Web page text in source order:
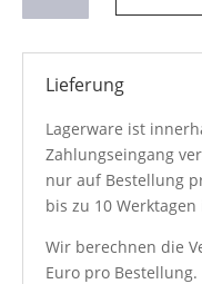
Altrosé
Lieferung
Lagerware ist
Zahlungseingang
nur auf Bestellung
bis zu 10
Wir berechnen die
Euro pro Bestellung.